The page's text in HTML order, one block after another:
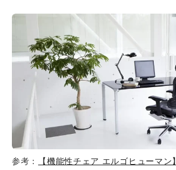
参考： 【機能性チェア エルゴヒューマン】